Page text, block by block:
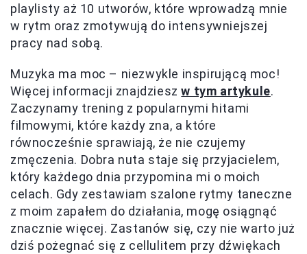
playlisty aż 10 utworów, które wprowadzą mnie
w rytm oraz zmotywują do intensywniejszej
pracy nad sobą.
Muzyka ma moc – niezwykle inspirującą moc!
Więcej informacji znajdzieszw tym artykule.
Zaczynamy trening z popularnymi hitami
filmowymi, które każdy zna, a które
równocześnie sprawiają, że nie czujemy
zmęczenia. Dobra nuta staje się przyjacielem,
który każdego dnia przypomina mi o moich
celach. Gdy zestawiam szalone rytmy taneczne
z moim zapałem do działania, mogę osiągnąć
znacznie więcej. Zastanów się, czy nie warto już
dziś pożegnać się z cellulitem przy dźwiękach